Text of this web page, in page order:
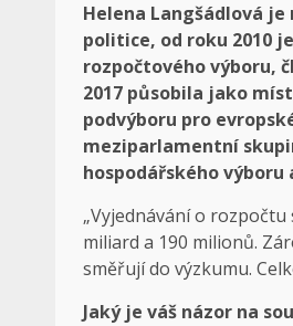
Helena Langšádlová
politice, od roku 2010
rozpočtového výboru,
2017 působila jako
podvýboru pro
meziparlamentní
hospodářského
„Vyjednávání o
miliard a 190 milionů.
směřují do výzkumu.
Jaký je váš názor na